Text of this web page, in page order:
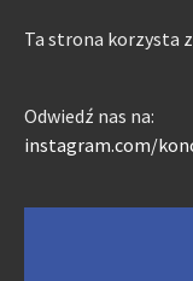
Ta strona korzysta
Odwiedź nas na:
instagram.com/